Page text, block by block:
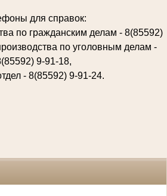
для справок:
по гражданским делам - 8(85592)
по уголовным делам -
9-91-18,
- 8(85592) 9-91-24.